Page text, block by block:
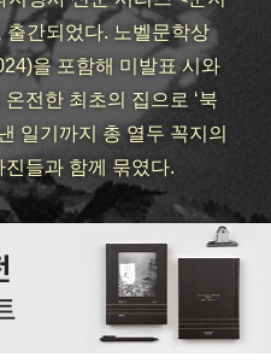
출간되었다. 노벨문학상
을 포함해 미발표 시와
전한 최초의 집으로 ‘북
일기까지 총 열두 꼭지의
들과 함께 묶였다.
듯 밀려나갔어
듯 밀려나갔어
지 않는다.